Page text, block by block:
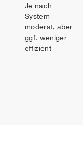
Je nach
System
moderat, aber
ggf. weniger
effizient